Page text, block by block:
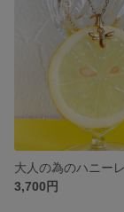
3,700円